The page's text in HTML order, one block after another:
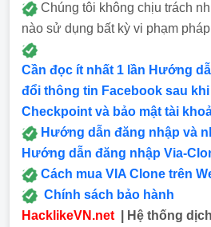
Chúng tôi không chịu trách
nào sử dụng bất kỳ vi phạm
Cần đọc ít nhất 1 lần Hướng
đổi thông tin Facebook sau
Checkpoint và bảo mật tài
Hướng dẫn đăng nhập và
Hướng dẫn đăng nhập Via-
Cách mua VIA Clone trên
Chính sách bảo hành
HacklikeVN.net | Hệ thống